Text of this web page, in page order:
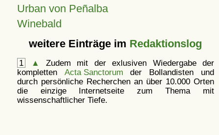
Urban von Peñalba
Winebald
weitere Einträge im Redaktionslog
1 ▲
Zudem mit der exlusiven Wiedergabe der
kompletten Acta Sanctorum der Bollandisten und
durch persönliche Recherchen an über 10.000 Orten
die einzige Internetseite zum Thema mit
wissenschaftlicher Tiefe.